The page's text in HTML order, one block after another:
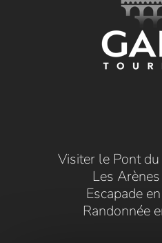
Visiter le Pont
Les
Escapade
Randonnée